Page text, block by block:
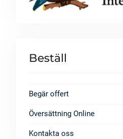
Beställ
Begär offert
Översättning Online
Kontakta oss